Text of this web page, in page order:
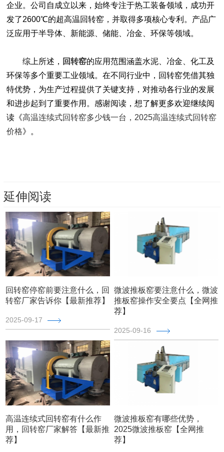
企业。公司自成立以来，始终专注于热工装备领域，成功开
发了2600℃的超高温回转窑，并取得多项核心专利。产品广
泛应用于半导体、新能源、储能、冶金、环保等领域。
综上所述， 回转窑的应用范围涵盖水泥、冶金、化工及
环保等多个重要工业领域。在不同行业中，回转窑凭借其独
特优势，为生产过程提供了关键支持，对推动各行业的发展
和进步起到了重要作用。感谢阅读，想了解更多欢迎继续阅
读《高温连续式回转窑多少钱一台，2025高温连续式回转窑
价格》。
延伸阅读
回转窑停窑前要注意什么，回
转窑厂家告诉你【最新推荐】
2025-09-17
微波推板窑要注意什么，微波
推板窑操作安全要点【全网推
荐】
2025-09-16
高温连续式回转窑有什么作
用，回转窑厂家解答【最新推
荐】
微波推板窑有哪些优势，
2025微波推板窑【全网推
荐】